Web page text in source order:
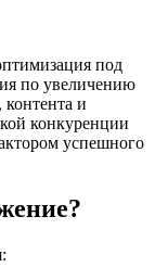
под
по увеличению
и
конкуренции
успешного